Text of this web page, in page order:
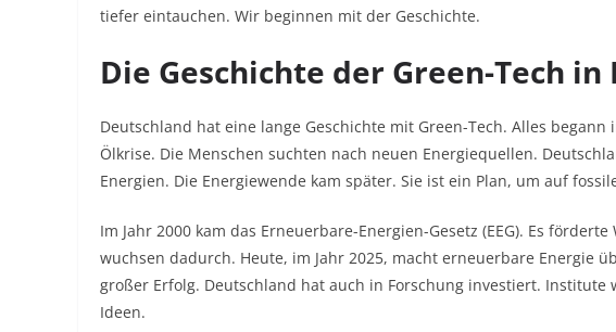
tiefer eintauchen. Wir beginnen mit der Geschichte.
Die Geschichte der Green-Tech
Deutschland hat eine lange Geschichte mit Green-Tech. Alles begann
Ölkrise. Die Menschen suchten nach neuen Energiequellen.
Energien. Die Energiewende kam später. Sie ist ein Plan, um auf
Im Jahr 2000 kam das Erneuerbare-Energien-Gesetz (EEG). Es
wuchsen dadurch. Heute, im Jahr 2025, macht erneuerbare Energie
großer Erfolg. Deutschland hat auch in Forschung investiert.
Ideen.